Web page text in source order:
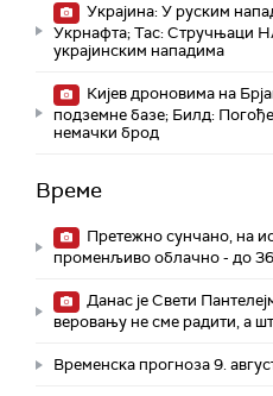
Украјина: У руским
Укрнафта; Тас: Стручњаци
украјинским нападима
Кијев дроновима на
подземне базе; Билд:
немачки брод
Време
Претежно сунчано, на
променљиво облачно - до
Данас је Свети
веровању не сме радити, а
Временска прогноза 9.